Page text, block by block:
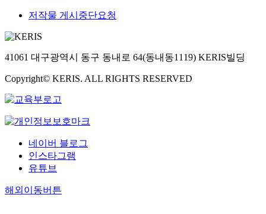
저작물 게시중단요청
41061 대구광역시 동구 동내로 64(동내동1119) KERIS빌딩
Copyright© KERIS. ALL RIGHTS RESERVED
네이버 블로그
인스타그램
유튜브
해외이동버튼